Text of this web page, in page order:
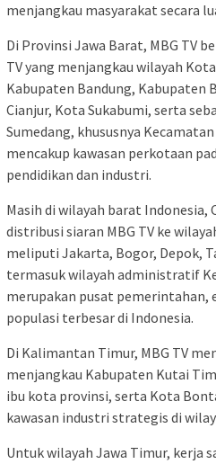
menjangkau masyarakat secara
Di Provinsi Jawa Barat, MBG TV
TV yang menjangkau wilayah
Kabupaten Bandung, Kabupaten
Cianjur, Kota Sukabumi, serta
Sumedang, khususnya
mencakup kawasan perkotaan
pendidikan dan industri.
Masih di wilayah barat Indonesia,
distribusi siaran MBG TV ke
meliputi Jakarta, Bogor, Depok,
termasuk wilayah administratif
merupakan pusat pemerintahan,
populasi terbesar di Indonesia.
Di Kalimantan Timur, MBG TV
menjangkau Kabupaten Kutai
ibu kota provinsi, serta Kota
kawasan industri strategis di
Untuk wilayah Jawa Timur, kerja